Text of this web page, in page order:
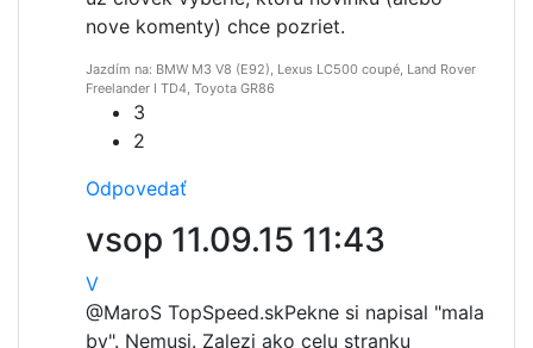
nove komenty) chce pozriet.
Jazdím na: BMW M3 V8 (E92), Lexus LC500 coupé, Land Rover
Freelander I TD4, Toyota GR86
3
2
Odpovedať
vsop 11.09.15 11:43
V
@MaroS TopSpeed.skPekne si napisal "mala
by". Nemusi. Zalezi ako celu stranku